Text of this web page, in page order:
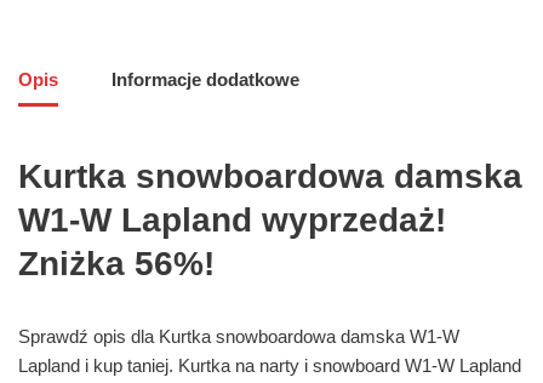
Opis Informacje dodatkowe
Kurtka snowboardowa damska
W1-W Lapland wyprzedaż!
Zniżka 56%!
Sprawdź opis dla Kurtka snowboardowa damska W1-W
Lapland i kup taniej. Kurtka na narty i snowboard W1-W Lapland